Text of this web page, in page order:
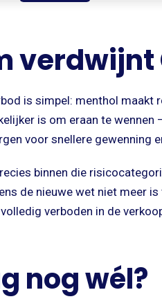
verdwijnt
is simpel: menthol
is om eraan te
voor snellere gewenning
binnen die
de nieuwe wet niet meer
verboden in de
nog wél?